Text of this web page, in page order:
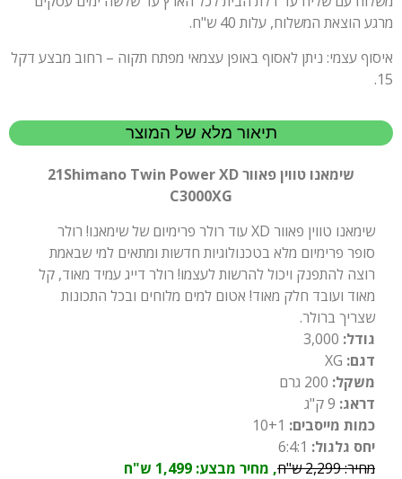
מרגע הוצאת המשלוח, עלות 40 ש"ח.
איסוף עצמי: ניתן לאסוף באופן עצמאי מפתח תקוה – רחוב מבצע דקל
15.
תיאור מלא של המוצר
שימאנו טווין פאוור 21Shimano Twin Power XD
C3000XG
שימאנו טווין פאוור XD עוד רולר פרימיום של שימאנו! רולר
סופר פרימיום מלא בטכנולוגיות חדשות ומתאים למי שבאמת
רוצה להתפנק ויכול להרשות לעצמו! רולר דייג עמיד מאוד, קל
מאוד ועובד חלק מאוד! אטום למים מלוחים ובכל התכונות
שצריך ברולר.
גודל:
דגם:
משקל:
דראג:
כמות מייסבים:
יחס גלגול:
מחיר:2,299 ש"ח
, מחיר מבצע: 1,499 ש"ח